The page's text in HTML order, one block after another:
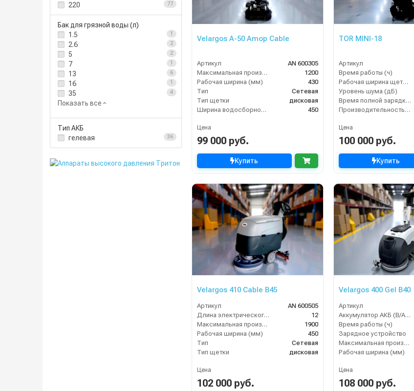
220 77
Бак для грязной воды (л)
1.5
1
2.6 2
5 2
7 1
13 6
16 1
35 4
Показать все
Тип АКБ
гелевая
36
Velargos A-50 Amop Cable
Артикул
AN 600305
Максимальная производительность (кв.м/час)
1200
Рабочая ширина (мм)
430
Тип
Сетевая
Тип щетки
дисковая
Ширина водосборной рейки
450
Цена
99 000 руб.
Купить
TOR MINI-18
Артикул
Время работы (ч)
Рабочая ширина щеток (мм)
Уровень шума (дБ)
Время полной зарядки аккумулятора (ч)
Производительность по площади (м2/ч)
Цена
100 000 руб.
Купить
Velargos 410 Cable B45
Артикул
AN 600505
Длина электрического кабеля (м)
12
Максимальная производительность (кв.м/час)
1900
Рабочая ширина (мм)
450
Тип
Сетевая
Тип щетки
дисковая
Цена
102 000 руб.
Velargos 400 Gel B40
Артикул
Аккумулятор АКБ (В/А·ч)
Время работы (ч)
Зарядное устройство
Максимальная производительность (кв.м/час)
Рабочая ширина (мм)
Цена
108 000 руб.